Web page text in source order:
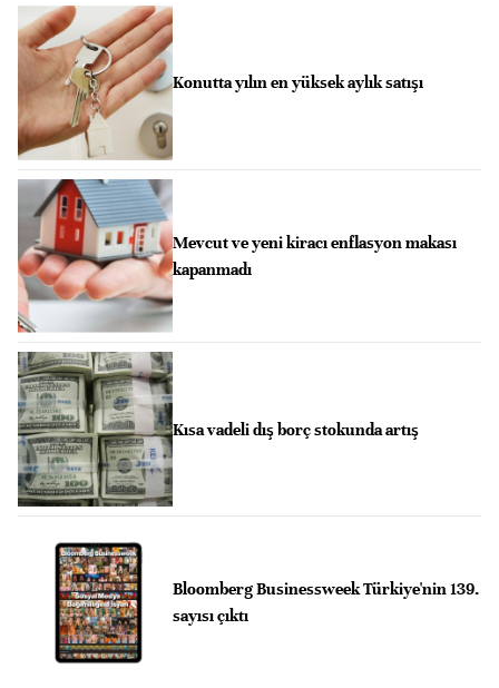
Konutta yılın en yüksek aylık satışı
Mevcut ve yeni kiracı enflasyon makası
kapanmadı
Kısa vadeli dış borç stokunda artış
Bloomberg Businessweek Türkiye'nin 139.
sayısı çıktı